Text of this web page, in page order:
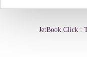
JetBook.Click :